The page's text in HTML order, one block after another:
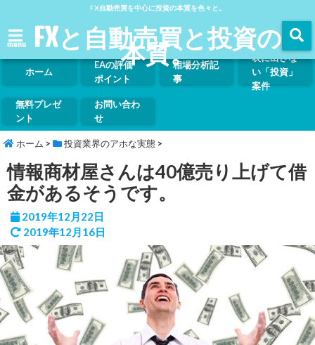
FX自動売買を中心に投資の本質を色々と。
menu FXと自動売買と投資の
本質。
ホーム
EAの評価
ポイント
相場分析記
事
表に出さな
い「投資」
案件
無料プレゼ
ント
お問い合わ
せ
ホーム > 投資業界のアホな実態 >
情報商材屋さんは40億売り上げて借
金があるそうです。
2019年12月22日
2019年12月16日